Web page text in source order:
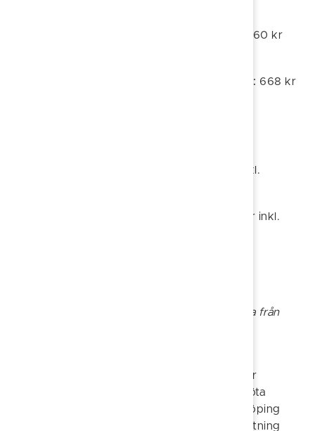
768 kr (960 kr
Skolklasser inom Söderköpings kommun: 668 kr
Språktillägg per timme: 260 kr (325 kr inkl.
Storhelgstillägg per timme: 420 kr (525 kr inkl.
Historien som upplevelse – möt människorna från
historieberättandet ett steg längre. Här kliver
guiderna in i historiska roller och låter dig möta
människor som levde och verkade i Söderköping
genom tiderna. Fakta, berättelser och gestaltning